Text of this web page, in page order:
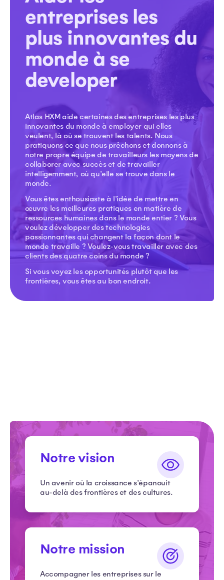
entreprises les
plus innovantes du
monde à se
developer
Atlas HXM aide certaines des entreprises les plus
innovantes du monde à employer qui elles
veulent, là où se trouvent les talents. Nous
pratiquons ce que nous prêchons et donnons à
notre propre équipe de travailleurs les moyens de
collaborer avec succès et de travailler
intelligemment, où qu'elle se trouve dans le
monde.
Vous êtes enthousiaste à l'idée de mettre en
œuvre les meilleures pratiques en matière de
ressources humaines dans le monde entier ? Vous
voulez développer des technologies
passionnantes qui changent la façon dont le
monde travaille ? Voulez-vous travailler avec des
clients des quatre coins du monde ?
Si vous voyez les opportunités plutôt que les
frontières, vous êtes au bon endroit.
Notre vision
Un avenir où la croissance s'épanouit
au-delà des frontières et des cultures.
Notre mission
Accompagner les entreprises sur le